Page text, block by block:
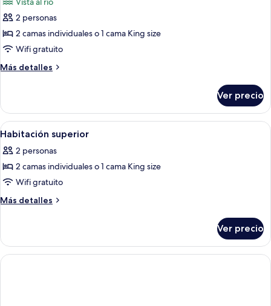
las
fotos
de
Habitación
superior,
vista
río
2 personas
2 camas individuales o 1 cama King size
Wifi gratuito
Más detalles
Más
superior,
vista
al
Ver precio
Abrir
todas
las
fotos
de
Habitación
Habitación de hotel con una cama
9
Habitación superior
2 personas
2 camas individuales o 1 cama King size
Wifi gratuito
Más detalles
Más
superior
Ver precio